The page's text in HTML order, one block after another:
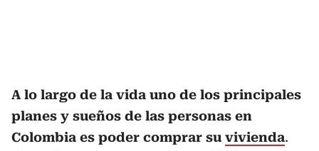
A lo largo de la vida uno de los principales
planes y sueños de las personas en
Colombia es poder comprar su vivienda.